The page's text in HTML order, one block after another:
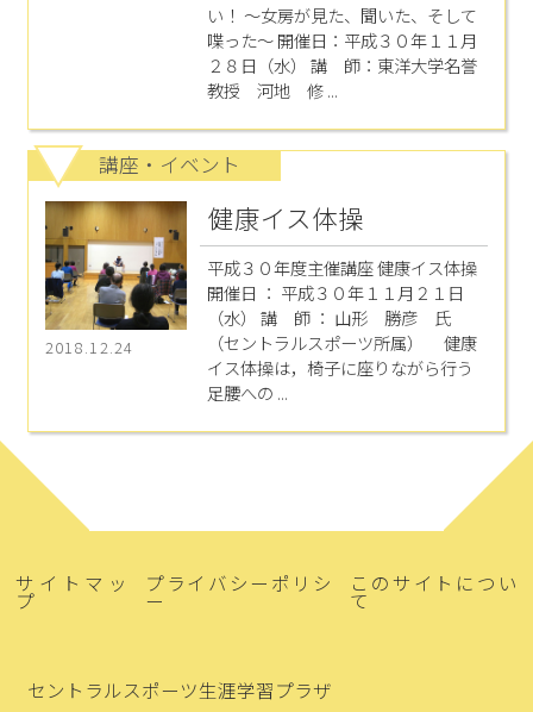
い！ ～女房が見た、聞いた、そして
喋った～ 開催日：平成３０年１１月
２８日（水） 講 師：東洋大学名誉
教授 河地 修 ...
講座・イベント
2018.12.24
健康イス体操
平成３０年度主催講座 健康イス体操
開催日 ： 平成３０年１１月２１日
（水） 講 師 ： 山形 勝彦 氏
（セントラルスポーツ所属） 健康
イス体操は，椅子に座りながら行う
足腰への ...
サイトマッ
プ
プライバシーポリシ
ー
このサイトについ
て
セントラルスポーツ生涯学習プラザ